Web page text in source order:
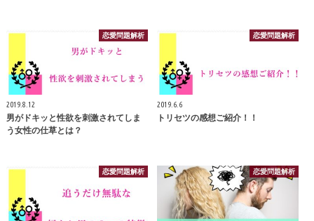
恋愛問題解析
2019.8.12
男がドキッと性欲を刺激されてしま
う女性の仕草とは？
恋愛問題解析
2019.6.6
トリセツの感想ご紹介！！
恋愛問題解析 恋愛問題解析